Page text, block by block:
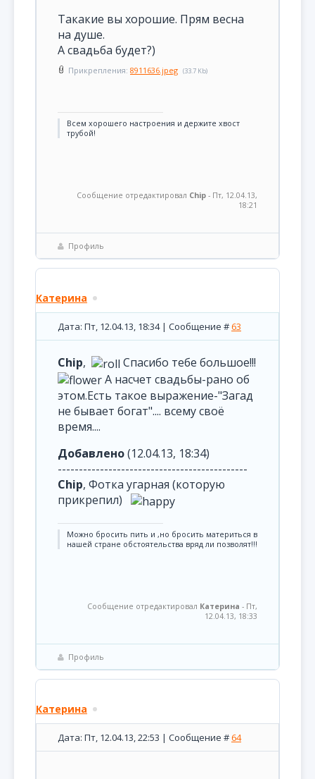
Такакие вы хорошие. Прям весна
на душе.
А свадьба будет?)
Прикрепления: 8911636.jpeg (33.7 Kb)
Всем хорошего настроения и держите хвост
трубой!
Сообщение отредактировал Chip - Пт, 12.04.13,
18:21
Профиль
Катерина
Дата: Пт, 12.04.13, 18:34 | Сообщение #63
Chip,
Спасибо тебе большое!!!
А насчет свадьбы-рано об
этом.Есть такое выражение-"Загад
не бывает богат".... всему своё
время....
Добавлено(12.04.13, 18:34)
---------------------------------------------
Chip, Фотка угарная (которую
прикрепил)
Можно бросить пить и ,но бросить материться в
нашей стране обстоятельства вряд ли позволят!!!
Сообщение отредактировал Катерина - Пт,
12.04.13, 18:33
Профиль
Катерина
Дата: Пт, 12.04.13, 22:53 | Сообщение #64